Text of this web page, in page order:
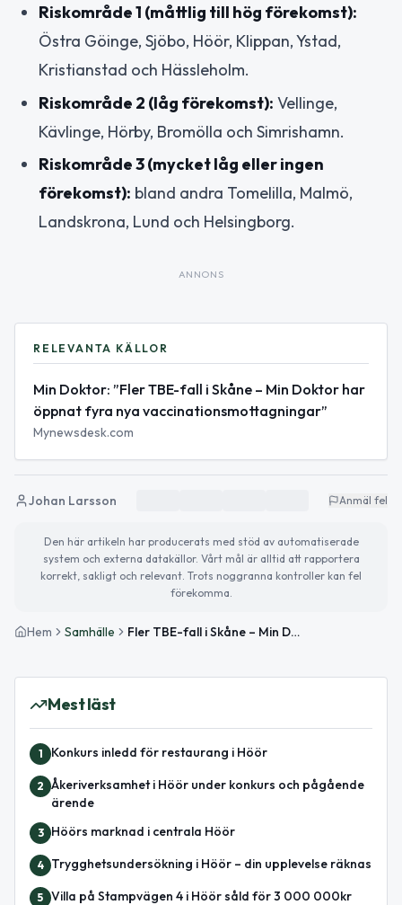
Riskområde 1 (måttlig till hög förekomst):
Östra Göinge, Sjöbo, Höör, Klippan, Ystad,
Kristianstad och Hässleholm.
Riskområde 2 (låg förekomst): Vellinge,
Kävlinge, Hörby, Bromölla och Simrishamn.
Riskområde 3 (mycket låg eller ingen
förekomst): bland andra Tomelilla, Malmö,
Landskrona, Lund och Helsingborg.
ANNONS
RELEVANTA KÄLLOR
Min Doktor: ”Fler TBE-fall i Skåne – Min Doktor har
öppnat fyra nya vaccinationsmottagningar”
Mynewsdesk.com
Johan Larsson Anmäl fel
Den här artikeln har producerats med stöd av automatiserade
system och externa datakällor. Vårt mål är alltid att rapportera
korrekt, sakligt och relevant. Trots noggranna kontroller kan fel
förekomma.
Hem Samhälle Fler TBE-fall i Skåne – Min Doktor öppnar nya vaccinationsmottagningar
Mest läst
1 Konkurs inledd för restaurang i Höör
2 Åkeriverksamhet i Höör under konkurs och pågående
ärende
3 Höörs marknad i centrala Höör
4 Trygghetsundersökning i Höör – din upplevelse räknas
5 Villa på Stampvägen 4 i Höör såld för 3 000 000kr